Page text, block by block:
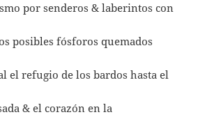
por senderos & laberintos con
posibles fósforos quemados
el refugio de los bardos hasta el
& el corazón en la